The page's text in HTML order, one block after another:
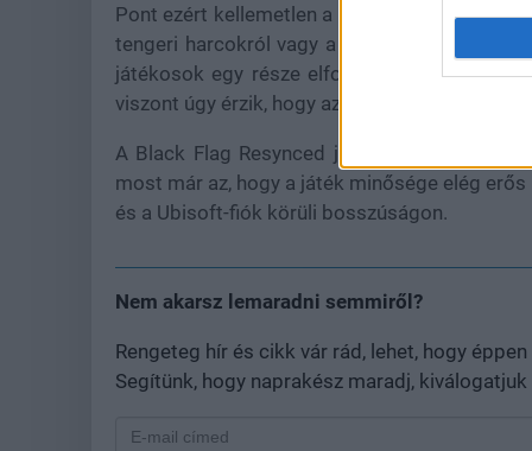
Pont ezért kellemetlen a Ubisoftnak, hogy a
tengeri harcokról vagy a felújítás
játékosok egy része elfogadja, hogy a nagy
viszont úgy érzik, hogy az ilyen rendszerek
A Black Flag Resynced július 9-én érkezik
most már az, hogy a játék minősége elég
és a Ubisoft-fiók körüli bosszúságon.
Nem akarsz lemaradni semmiről?
Rengeteg hír és cikk vár rád, lehet, hogy
Segítünk, hogy naprakész maradj,